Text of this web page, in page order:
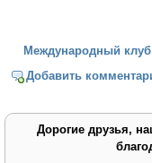
Международный
Добавить
Дорогие друзья,